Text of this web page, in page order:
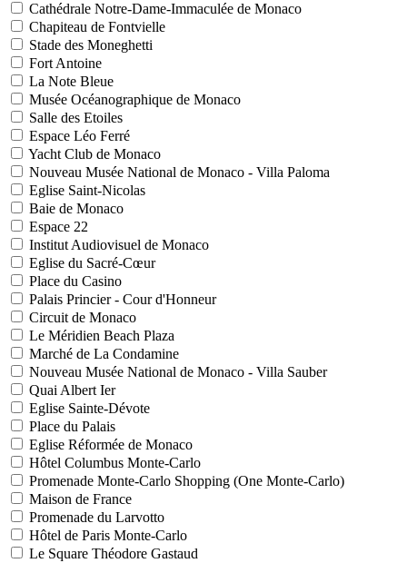
Cathédrale Notre-Dame-Immaculée de Monaco
Chapiteau de Fontvielle
Stade des Moneghetti
Fort Antoine
La Note Bleue
Musée Océanographique de Monaco
Salle des Etoiles
Espace Léo Ferré
Yacht Club de Monaco
Nouveau Musée National de Monaco - Villa Paloma
Eglise Saint-Nicolas
Baie de Monaco
Espace 22
Institut Audiovisuel de Monaco
Eglise du Sacré-Cœur
Place du Casino
Palais Princier - Cour d'Honneur
Circuit de Monaco
Le Méridien Beach Plaza
Marché de La Condamine
Nouveau Musée National de Monaco - Villa Sauber
Quai Albert Ier
Eglise Sainte-Dévote
Place du Palais
Eglise Réformée de Monaco
Hôtel Columbus Monte-Carlo
Promenade Monte-Carlo Shopping (One Monte-Carlo)
Maison de France
Promenade du Larvotto
Hôtel de Paris Monte-Carlo
Le Square Théodore Gastaud